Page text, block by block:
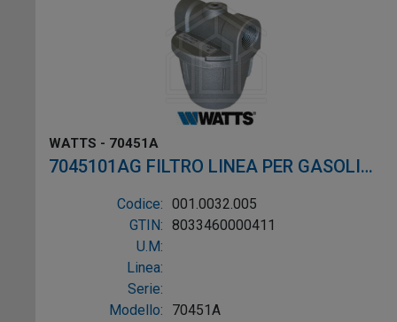
WATTS - 70451A
7045101AG FILTRO LINEA PER GASOLIO
Codice: 001.0032.005
GTIN: 8033460000411
U.M:
Linea:
Serie:
Modello:
70451A